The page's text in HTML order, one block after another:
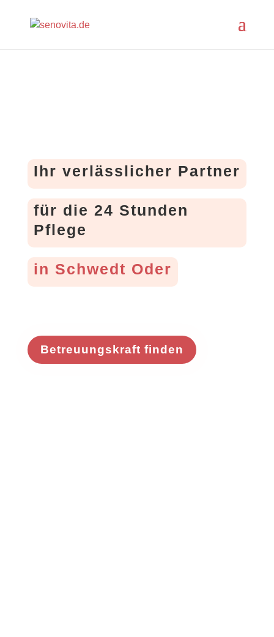
Ihr verlässlicher Partner
für die 24 Stunden
Pflege
in Schwedt Oder
Betreuungskraft finden